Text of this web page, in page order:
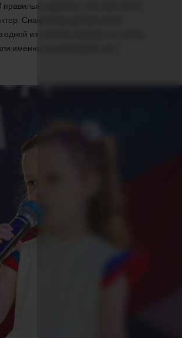
сделали – как нам потом
Сначала мы должны были
одной из осенних передач, но потом
именно на новогоднее шоу.